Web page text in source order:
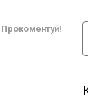
Прокоментуй!